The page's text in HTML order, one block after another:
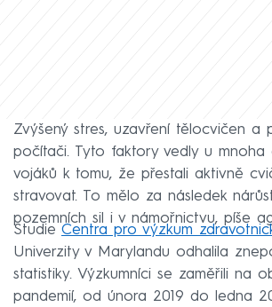
Zvýšený stres, uzavření tělocvičen a
počítači. Tyto faktory vedly u mnoha
vojáků k tomu, že přestali aktivně
stravovat. To mělo za následek
pozemních sil i v námořnictvu, píše
Studie Centra pro výzkum
Univerzity v Marylandu odhalila
statistiky. Výzkumníci se zaměřili na
pandemií, od února 2019 do ledna